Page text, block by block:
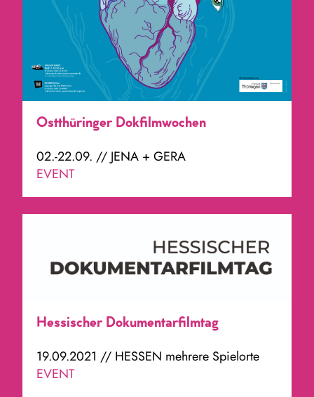
Ostthüringer Dokfilmwochen
02.-22.09. // JENA + GERA
EVENT
Hessischer Dokumentarfilmtag
19.09.2021 // HESSEN mehrere Spielorte
EVENT